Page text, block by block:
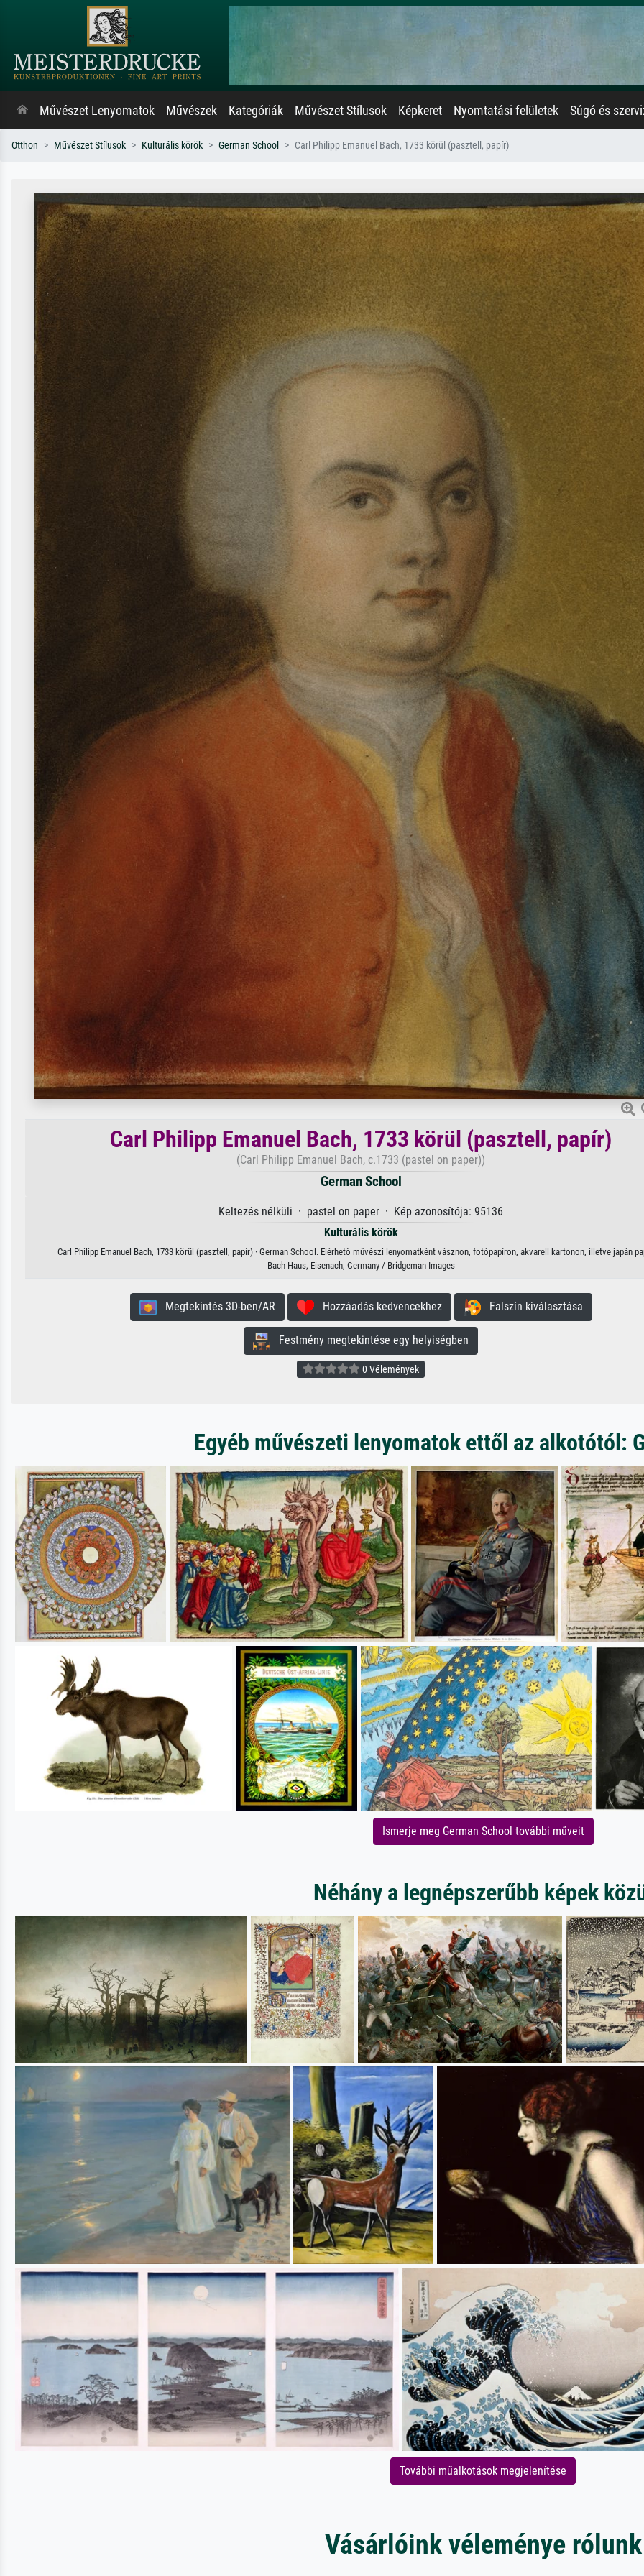
Művészet Lenyomatok Művészek Kategóriák Művészet Stílusok Képkeret Nyomtatási felületek Súgó és
Otthon Művészet Stílusok Kulturális körök German School Carl Philipp Emanuel Bach, 1733 körül (pasztell, papír)
Carl Philipp Emanuel Bach, 1733 körül (pasztell, papír)
(Carl Philipp Emanuel Bach, c.1733 (pastel on paper))
German School
Keltezés nélküli · pastel on paper · Kép azonosítója: 95136
Kulturális körök
Carl Philipp Emanuel Bach, 1733 körül (pasztell, papír) · German School. Elérhető művészi lenyomatként vásznon, fotópapíron, akvarell kartonon, illetve japán
Bach Haus, Eisenach, Germany / Bridgeman Images
Megtekintés 3D-ben/AR Hozzáadás kedvencekhez Falszín kiválasztása
Festmény megtekintése egy helyiségben
0 Vélemények
Egyéb művészeti lenyomatok ettől az alkotótól:
Ismerje meg German School további műveit
Néhány a legnépszerűbb képek
További műalkotások megjelenítése
Vásárlóink véleménye rólunk